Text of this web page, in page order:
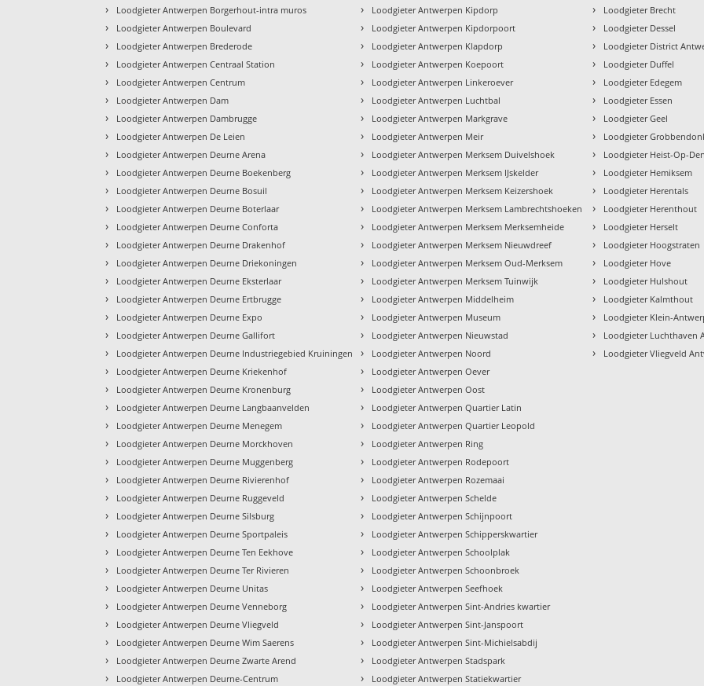
› Loodgieter Antwerpen Borgerhout-intra muros
› Loodgieter Antwerpen Boulevard
› Loodgieter Antwerpen Brederode
› Loodgieter Antwerpen Centraal Station
› Loodgieter Antwerpen Centrum
› Loodgieter Antwerpen Dam
› Loodgieter Antwerpen Dambrugge
› Loodgieter Antwerpen De Leien
› Loodgieter Antwerpen Deurne Arena
› Loodgieter Antwerpen Deurne Boekenberg
› Loodgieter Antwerpen Deurne Bosuil
› Loodgieter Antwerpen Deurne Boterlaar
› Loodgieter Antwerpen Deurne Conforta
› Loodgieter Antwerpen Deurne Drakenhof
› Loodgieter Antwerpen Deurne Driekoningen
› Loodgieter Antwerpen Deurne Eksterlaar
› Loodgieter Antwerpen Deurne Ertbrugge
› Loodgieter Antwerpen Deurne Expo
› Loodgieter Antwerpen Deurne Gallifort
› Loodgieter Antwerpen Deurne Industriegebied Kruiningen
› Loodgieter Antwerpen Deurne Kriekenhof
› Loodgieter Antwerpen Deurne Kronenburg
› Loodgieter Antwerpen Deurne Langbaanvelden
› Loodgieter Antwerpen Deurne Menegem
› Loodgieter Antwerpen Deurne Morckhoven
› Loodgieter Antwerpen Deurne Muggenberg
› Loodgieter Antwerpen Deurne Rivierenhof
› Loodgieter Antwerpen Deurne Ruggeveld
› Loodgieter Antwerpen Deurne Silsburg
› Loodgieter Antwerpen Deurne Sportpaleis
› Loodgieter Antwerpen Deurne Ten Eekhove
› Loodgieter Antwerpen Deurne Ter Rivieren
› Loodgieter Antwerpen Deurne Unitas
› Loodgieter Antwerpen Deurne Venneborg
› Loodgieter Antwerpen Deurne Vliegveld
› Loodgieter Antwerpen Deurne Wim Saerens
› Loodgieter Antwerpen Deurne Zwarte Arend
› Loodgieter Antwerpen Deurne-Centrum
› Loodgieter Antwerpen Kipdorp
› Loodgieter Antwerpen Kipdorpoort
› Loodgieter Antwerpen Klapdorp
› Loodgieter Antwerpen Koepoort
› Loodgieter Antwerpen Linkeroever
› Loodgieter Antwerpen Luchtbal
› Loodgieter Antwerpen Markgrave
› Loodgieter Antwerpen Meir
› Loodgieter Antwerpen Merksem Duivelshoek
› Loodgieter Antwerpen Merksem IJskelder
› Loodgieter Antwerpen Merksem Keizershoek
› Loodgieter Antwerpen Merksem Lambrechtshoeken
› Loodgieter Antwerpen Merksem Merksemheide
› Loodgieter Antwerpen Merksem Nieuwdreef
› Loodgieter Antwerpen Merksem Oud-Merksem
› Loodgieter Antwerpen Merksem Tuinwijk
› Loodgieter Antwerpen Middelheim
› Loodgieter Antwerpen Museum
› Loodgieter Antwerpen Nieuwstad
› Loodgieter Antwerpen Noord
› Loodgieter Antwerpen Oever
› Loodgieter Antwerpen Oost
› Loodgieter Antwerpen Quartier Latin
› Loodgieter Antwerpen Quartier Leopold
› Loodgieter Antwerpen Ring
› Loodgieter Antwerpen Rodepoort
› Loodgieter Antwerpen Rozemaai
› Loodgieter Antwerpen Schelde
› Loodgieter Antwerpen Schijnpoort
› Loodgieter Antwerpen Schipperskwartier
› Loodgieter Antwerpen Schoolplak
› Loodgieter Antwerpen Schoonbroek
› Loodgieter Antwerpen Seefhoek
› Loodgieter Antwerpen Sint-Andries kwartier
› Loodgieter Antwerpen Sint-Janspoort
› Loodgieter Antwerpen Sint-Michielsabdij
› Loodgieter Antwerpen Stadspark
› Loodgieter Antwerpen Statiekwartier
› Loodgieter Brecht
› Loodgieter Dessel
› Loodgieter District
› Loodgieter Duffel
› Loodgieter Edegem
› Loodgieter Essen
› Loodgieter Geel
› Loodgieter
› Loodgieter Heist-Op-
› Loodgieter Hemiksem
› Loodgieter Herentals
› Loodgieter Herenthout
› Loodgieter Herselt
› Loodgieter Hoogstraten
› Loodgieter Hove
› Loodgieter Hulshout
› Loodgieter Kalmthout
› Loodgieter Klein-
› Loodgieter Luchthaven
› Loodgieter Vliegveld